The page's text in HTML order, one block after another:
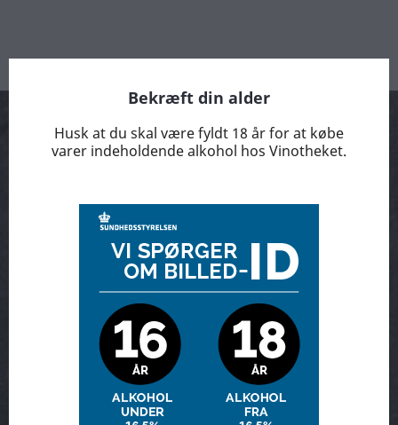
Smage kasser
Bekræft din alder
Husk at du skal være fyldt 18 år for at købe
varer indeholdende alkohol hos Vinotheket.